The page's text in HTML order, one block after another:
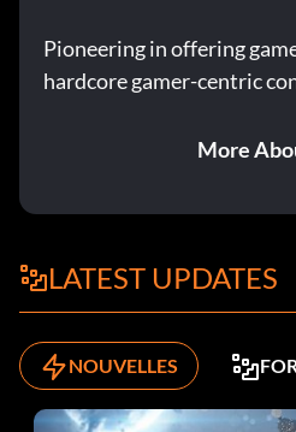
Pioneering in offering
hardcore gamer-centric
More
LATEST UPDATES
NOUVELLES